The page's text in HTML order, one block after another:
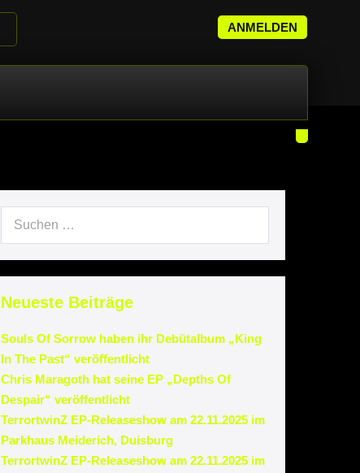
ANMELDEN
Neueste Beiträge
Souls Of Sorrow haben ihr Debütalbum „King
In The Past“ veröffentlicht
Chris Maragoth hat seine EP „Depths Of
Despair“ veröffentlicht
TerrortwinZ EP-Releaseshow am 22.11.2025 im
Parkhaus Meiderich, Duisburg
TerrortwinZ EP-Releaseshow am 22.11.2025 im